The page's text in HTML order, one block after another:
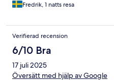
Fredrik, 1 natts resa
Verifierad recension
6/10 Bra
17 juli 2025
Översätt med hjälp av Google